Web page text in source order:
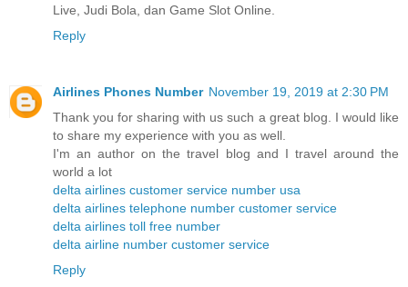
Live, Judi Bola, dan Game Slot Online.
Reply
Airlines Phones Number November 19, 2019 at 2:30 PM
Thank you for sharing with us such a great blog. I would like
to share my experience with you as well.
I'm an author on the travel blog and I travel around the
world a lot
delta airlines customer service number usa
delta airlines telephone number customer service
delta airlines toll free number
delta airline number customer service
Reply